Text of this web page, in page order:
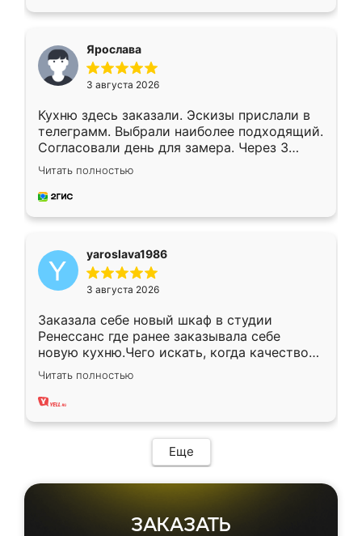
Ярослава
3 августа 2026
Кухню здесь заказали. Эскизы прислали в
телеграмм. Выбрали наиболее подходящий.
Согласовали день для замера. Через 3
недели кухня была уже готова. Остались
довольны работой. Спасибо Ренессанс
мебель за качественную работу!
Читать полностью
yaroslava1986
3 августа 2026
Заказала себе новый шкаф в студии
Ренессанс где ранее заказывала себе
новую кухню.Чего искать, когда качеством
вполне довольна. Служит кухня уже почти
два года, нареканий нет.
Читать полностью
Еще
ЗАКАЗАТЬ